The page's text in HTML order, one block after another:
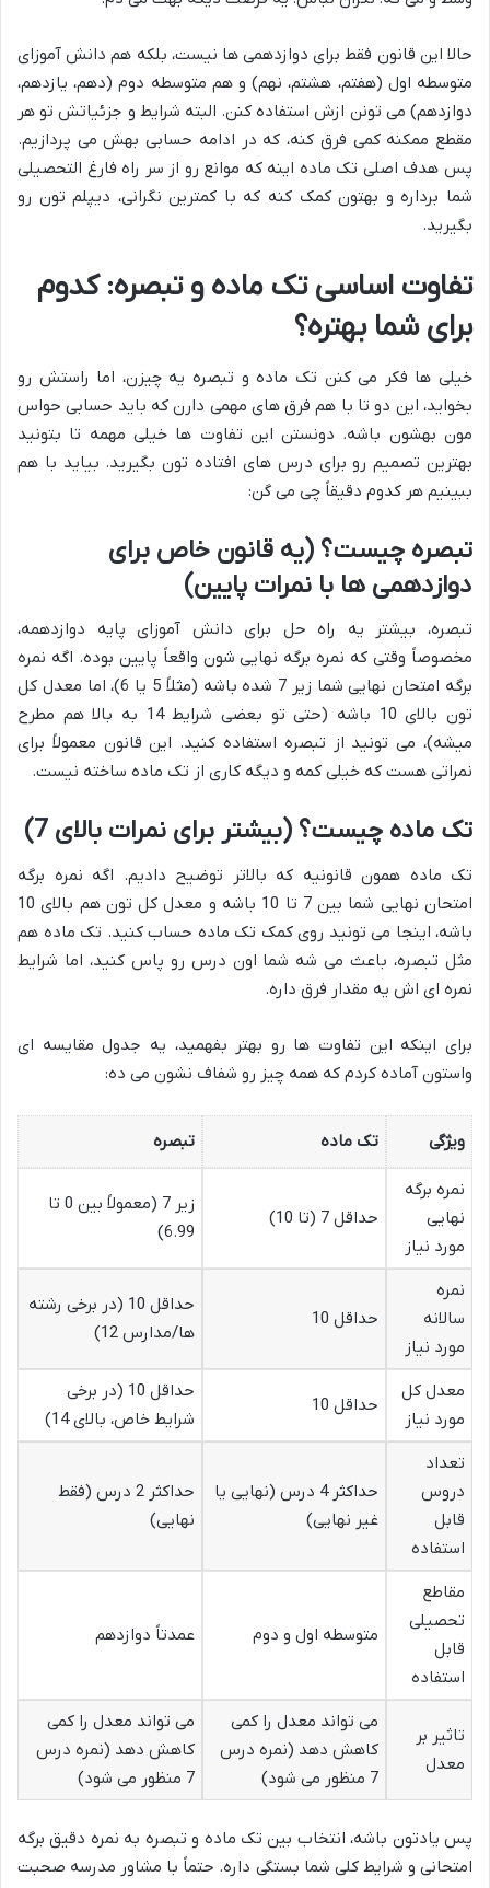
حالا این قانون فقط برای دوازدهمی ها نیست، بلکه هم دانش آموزای
متوسطه اول (هفتم، هشتم، نهم) و هم متوسطه دوم (دهم، یازدهم،
دوازدهم) می تونن ازش استفاده کنن. البته شرایط و جزئیاتش تو هر
مقطع ممکنه کمی فرق کنه، که در ادامه حسابی بهش می پردازیم.
پس هدف اصلی تک ماده اینه که موانع رو از سر راه فارغ التحصیلی
شما برداره و بهتون کمک کنه که با کمترین نگرانی، دیپلم تون رو
بگیرید.
تفاوت اساسی تک ماده و تبصره: کدوم
برای شما بهتره؟
خیلی ها فکر می کنن تک ماده و تبصره یه چیزن، اما راستش رو
بخواید، این دو تا با هم فرق های مهمی دارن که باید حسابی حواس
مون بهشون باشه. دونستن این تفاوت ها خیلی مهمه تا بتونید
بهترین تصمیم رو برای درس های افتاده تون بگیرید. بیاید با هم
ببینیم هر کدوم دقیقاً چی می گن:
تبصره چیست؟ (یه قانون خاص برای
دوازدهمی ها با نمرات پایین)
تبصره، بیشتر یه راه حل برای دانش آموزای پایه دوازدهمه،
مخصوصاً وقتی که نمره برگه نهایی شون واقعاً پایین بوده. اگه نمره
برگه امتحان نهایی شما زیر 7 شده باشه (مثلاً 5 یا 6)، اما معدل کل
تون بالای 10 باشه (حتی تو بعضی شرایط 14 به بالا هم مطرح
میشه)، می تونید از تبصره استفاده کنید. این قانون معمولاً برای
نمراتی هست که خیلی کمه و دیگه کاری از تک ماده ساخته نیست.
تک ماده چیست؟ (بیشتر برای نمرات بالای 7)
تک ماده همون قانونیه که بالاتر توضیح دادیم. اگه نمره برگه
امتحان نهایی شما بین 7 تا 10 باشه و معدل کل تون هم بالای 10
باشه، اینجا می تونید روی کمک تک ماده حساب کنید. تک ماده هم
مثل تبصره، باعث می شه شما اون درس رو پاس کنید، اما شرایط
نمره ای اش یه مقدار فرق داره.
برای اینکه این تفاوت ها رو بهتر بفهمید، یه جدول مقایسه ای
واستون آماده کردم که همه چیز رو شفاف نشون می ده:
ویژگی تک ماده تبصره
نمره برگه
نهایی
مورد نیاز
حداقل 7 (تا 10)
زیر 7 (معمولاً بین 0 تا
6.99)
نمره
سالانه
مورد نیاز
حداقل 10
حداقل 10 (در برخی رشته
ها/مدارس 12)
معدل کل
مورد نیاز
حداقل 10
حداقل 10 (در برخی
شرایط خاص، بالای 14)
تعداد
دروس
قابل
استفاده
حداکثر 4 درس (نهایی یا
غیر نهایی)
حداکثر 2 درس (فقط
نهایی)
مقاطع
تحصیلی
قابل
استفاده
متوسطه اول و دوم عمدتاً دوازدهم
تاثیر بر
معدل
می تواند معدل را کمی
کاهش دهد (نمره درس
7 منظور می شود)
می تواند معدل را کمی
کاهش دهد (نمره درس
7 منظور می شود)
پس یادتون باشه، انتخاب بین تک ماده و تبصره به نمره دقیق برگه
امتحانی و شرایط کلی شما بستگی داره. حتماً با مشاور مدرسه صحبت